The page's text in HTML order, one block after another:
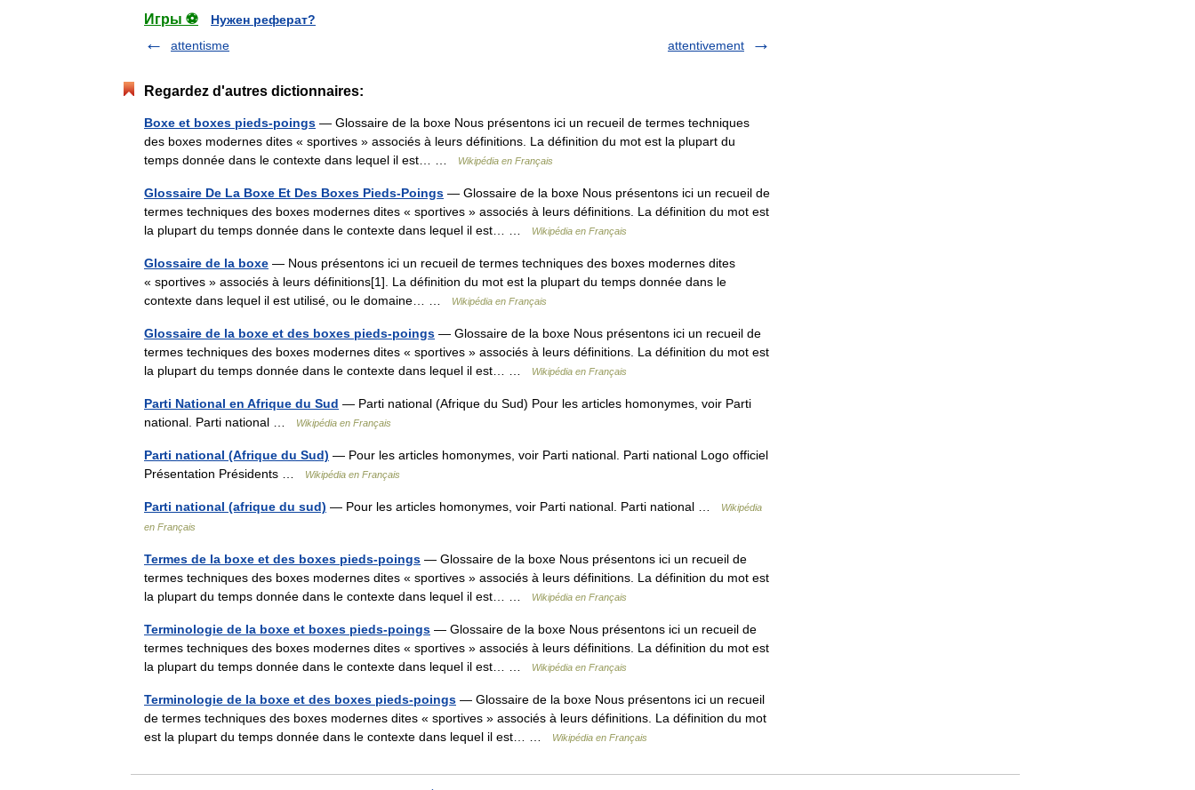
Игры ⚽
Нужен реферат?
attentisme
attentivement
Regardez d'autres dictionnaires:
Boxe et boxes pieds-poings — Glossaire de la boxe Nous présentons ici un recueil de termes techniques
des boxes modernes dites « sportives » associés à leurs définitions. La définition du mot est la plupart du
temps donnée dans le contexte dans lequel il est… …
Wikipédia en Français
Glossaire De La Boxe Et Des Boxes Pieds-Poings — Glossaire de la boxe Nous présentons ici un recueil de
termes techniques des boxes modernes dites « sportives » associés à leurs définitions. La définition du mot est
la plupart du temps donnée dans le contexte dans lequel il est… …
Wikipédia en Français
Glossaire de la boxe — Nous présentons ici un recueil de termes techniques des boxes modernes dites
« sportives » associés à leurs définitions[1]. La définition du mot est la plupart du temps donnée dans le
contexte dans lequel il est utilisé, ou le domaine… …
Wikipédia en Français
Glossaire de la boxe et des boxes pieds-poings — Glossaire de la boxe Nous présentons ici un recueil de
termes techniques des boxes modernes dites « sportives » associés à leurs définitions. La définition du mot est
la plupart du temps donnée dans le contexte dans lequel il est… …
Wikipédia en Français
Parti National en Afrique du Sud — Parti national (Afrique du Sud) Pour les articles homonymes, voir Parti
national. Parti national …
Wikipédia en Français
Parti national (Afrique du Sud) — Pour les articles homonymes, voir Parti national. Parti national Logo officiel
Présentation Présidents …
Wikipédia en Français
Parti national (afrique du sud) — Pour les articles homonymes, voir Parti national. Parti national …
Wikipédia
en Français
Termes de la boxe et des boxes pieds-poings — Glossaire de la boxe Nous présentons ici un recueil de
termes techniques des boxes modernes dites « sportives » associés à leurs définitions. La définition du mot est
la plupart du temps donnée dans le contexte dans lequel il est… …
Wikipédia en Français
Terminologie de la boxe et boxes pieds-poings — Glossaire de la boxe Nous présentons ici un recueil de
termes techniques des boxes modernes dites « sportives » associés à leurs définitions. La définition du mot est
la plupart du temps donnée dans le contexte dans lequel il est… …
Wikipédia en Français
Terminologie de la boxe et des boxes pieds-poings — Glossaire de la boxe Nous présentons ici un recueil
de termes techniques des boxes modernes dites « sportives » associés à leurs définitions. La définition du mot
est la plupart du temps donnée dans le contexte dans lequel il est… …
Wikipédia en Français